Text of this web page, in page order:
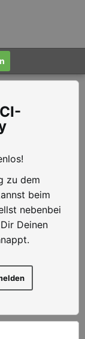
CI-
zu dem
beim
nebenbei
Deinen